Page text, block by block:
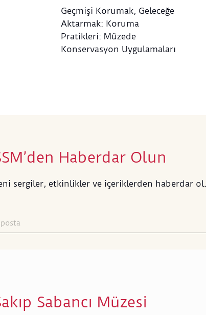
Geçmişi Korumak, Geleceğe
Aktarmak: Koruma
Pratikleri: Müzede
Konservasyon Uygulamaları
Haberdar Olun
sergiler, etkinlikler ve içeriklerden haberdar ol.
Sabancı Müzesi